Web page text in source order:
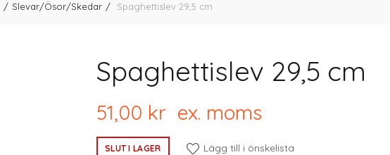
Slevar/Ösor/Skedar Spaghettislev 29,5 cm
Spaghettislev 29,5 cm
51,00 kr ex. moms
SLUT I LAGER Lägg till i önskelista